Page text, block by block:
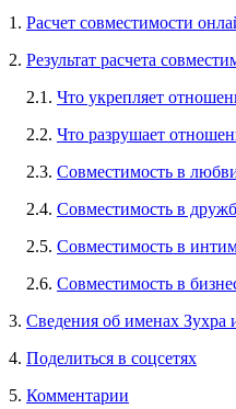
1. Расчет совместимости
2. Результат расчета
2.1. Что укрепляет
2.2. Что разрушает
2.3. Совместимость в
2.4. Совместимость в
2.5. Совместимость в
2.6. Совместимость в
3. Сведения об именах Зухра
4. Поделиться в соцсетях
5. Комментарии